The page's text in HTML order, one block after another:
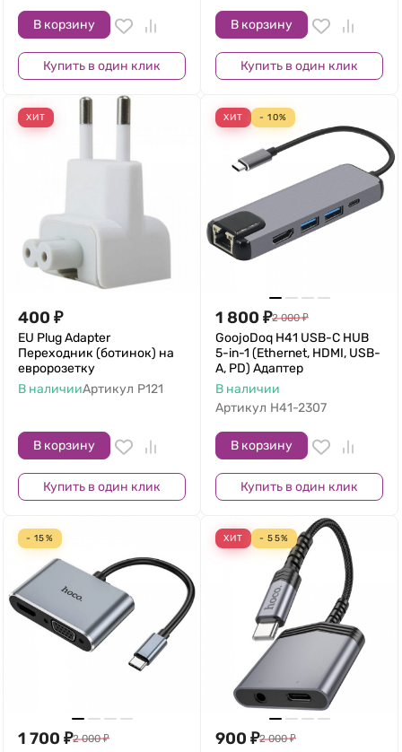
В корзину
Купить в один клик
В корзину
Купить в один клик
ХИТ
400 ₽
EU Plug Adapter
Переходник (ботинок) на
евророзетку
В наличииАртикул P121
В корзину
Купить в один клик
ХИТ - 10%
1 800 ₽2 000 ₽
GoojoDoq H41 USB-C HUB
5-in-1 (Ethernet, HDMI, USB-
A, PD) Адаптер
В наличии
Артикул H41-2307
В корзину
Купить в один клик
- 15%
1 700 ₽2 000 ₽
ХИТ - 55%
900 ₽2 000 ₽